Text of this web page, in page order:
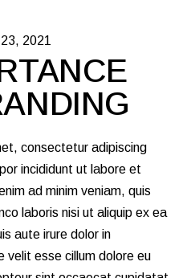
2021
consectetur adipiscing
incididunt ut labore et
ad minim veniam, quis
laboris nisi ut aliquip ex ea
aute irure dolor in
velit esse cillum dolore eu